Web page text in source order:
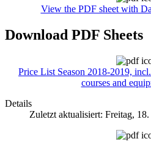
View the PDF sheet with
Download PDF Sheets
Price List Season 2018-2019,
courses and
Details
Zuletzt aktualisiert: Freitag,